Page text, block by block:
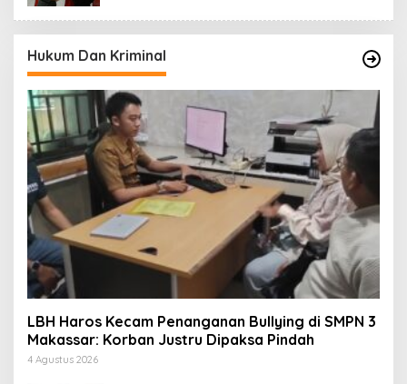
Hukum Dan Kriminal
LBH Haros Kecam Penanganan Bullying di SMPN 3
Makassar: Korban Justru Dipaksa Pindah
4 Agustus 2026